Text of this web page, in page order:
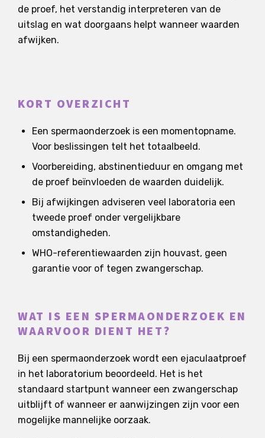
de proef, het verstandig interpreteren van de
uitslag en wat doorgaans helpt wanneer waarden
afwijken.
KORT OVERZICHT
Een spermaonderzoek is een momentopname.
Voor beslissingen telt het totaalbeeld.
Voorbereiding, abstinentieduur en omgang met
de proef beïnvloeden de waarden duidelijk.
Bij afwijkingen adviseren veel laboratoria een
tweede proef onder vergelijkbare
omstandigheden.
WHO-referentiewaarden zijn houvast, geen
garantie voor of tegen zwangerschap.
WAT IS EEN SPERMAONDERZOEK EN
WAARVOOR DIENT HET?
Bij een spermaonderzoek wordt een ejaculaatproef
in het laboratorium beoordeeld. Het is het
standaard startpunt wanneer een zwangerschap
uitblijft of wanneer er aanwijzingen zijn voor een
mogelijke mannelijke oorzaak.